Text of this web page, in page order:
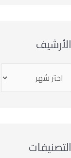
الأرشيف
التصنيفات